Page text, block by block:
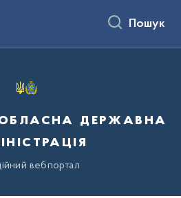
Пошук
державна
вебпортал